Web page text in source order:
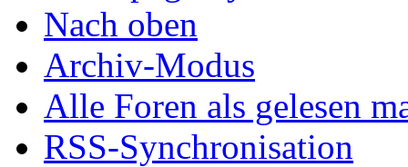
Nach oben
Archiv-Modus
Alle Foren als gelesen
RSS-Synchronisation